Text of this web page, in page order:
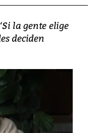
la gente elige
deciden